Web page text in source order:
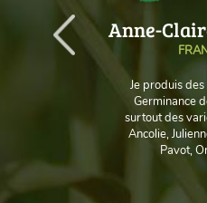
Anne-
Je produis
Germinance
surtout des
Ancolie,
Pavot,